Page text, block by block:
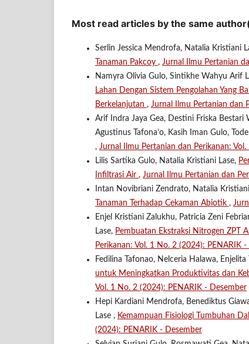
Most read articles by the same
Serlin Jessica Mendrofa, Natalia Kristiani
Tanaman Pakcoy , Jurnal Ilmu Pertanian
Namyra Olivia Gulo, Sintikhe Wahyu Arif
Lahan Dengan Sistem Pengolahan Yang
Berkelanjutan , Jurnal Ilmu Pertanian dan
Arif Indra Jaya Gea, Destini Friska
Agustinus Tafona’o, Kasih Iman Gulo,
, Jurnal Ilmu Pertanian dan Perikanan:
Lilis Sartika Gulo, Natalia Kristiani Lase,
Infiltrasi Air , Jurnal Ilmu Pertanian dan
Intan Novibriani Zendrato, Natalia
Tanaman Terhadap Cekaman Abiotik ,
Enjel Kristiani Zalukhu, Patricia Zeni
Lase, Pembuatan Ekstraksi Nitrogen ZPT
Perikanan: Vol. 1 No. 2 (2024): PENARIK
Fedilina Tafonao, Nelceria Halawa,
untuk Meningkatkan Produktivitas dan
Vol. 1 No. 2 (2024): PENARIK - Desember
Hepi Kardiani Mendrofa, Benediktus
Lase , Kemampuan Fisiologi Tumbuhan
(2024): PENARIK - Desember